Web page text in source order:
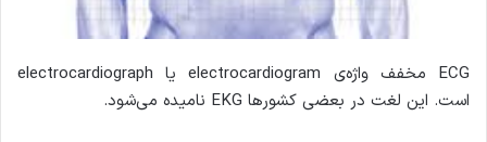
ECG مخفف واژه‌ی electrocardiogram یا electrocardiograph
است. این لغت در بعضی کشورها EKG نامیده می‌شود.